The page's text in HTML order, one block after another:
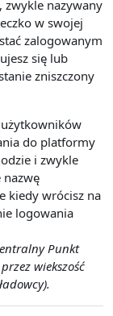
zwykle nazywany
w swojej
zalogowanym
się lub
zniszczony
do platformy
i zwykle
nazwę
kiedy wrócisz na
logowania
Punkt
wiekszość